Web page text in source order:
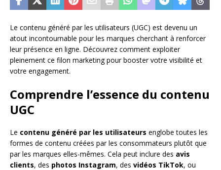
Le contenu généré par les utilisateurs (UGC) est devenu un
atout incontournable pour les marques cherchant à renforcer
leur présence en ligne. Découvrez comment exploiter
pleinement ce filon marketing pour booster votre visibilité et
votre engagement.
Comprendre l’essence du contenu
UGC
Le contenu généré par les utilisateurs englobe toutes les
formes de contenu créées par les consommateurs plutôt que
par les marques elles-mêmes. Cela peut inclure des avis
clients, des photos Instagram, des vidéos TikTok, ou